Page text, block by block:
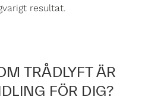
resultat.
TRÅDLYFT ÄR
FÖR DIG?